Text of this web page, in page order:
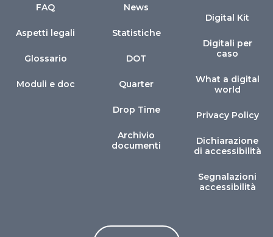
FAQ
Aspetti legali
Glossario
Moduli e doc
News
Statistiche
DOT
Quarter
Drop Time
Archivio
documenti
Digital Kit
Digitali per
caso
What a digital
world
Privacy Policy
Dichiarazione
di accessibilità
Segnalazioni
accessibilità